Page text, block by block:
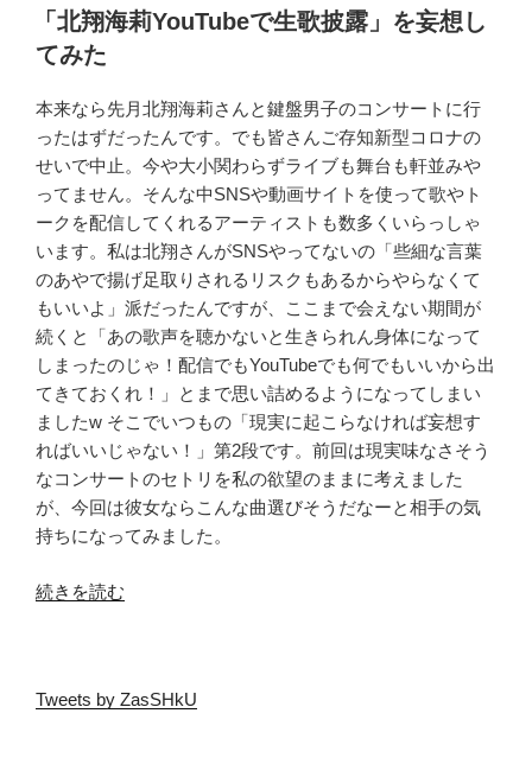
ュ
リ
追
（訂
奇
巌
城
感
想）”
の
「北翔海莉YouTubeで生歌披露」を妄想し
てみた
本来なら先月北翔海莉さんと鍵盤男子のコンサートに行
ったはずだったんです。でも皆さんご存知新型コロナの
せいで中止。今や大小関わらずライブも舞台も軒並みや
ってません。そんな中SNSや動画サイトを使って歌やト
ークを配信してくれるアーティストも数多くいらっしゃ
います。私は北翔さんがSNSやってないの「些細な言葉
のあやで揚げ足取りされるリスクもあるからやらなくて
もいいよ」派だったんですが、ここまで会えない期間が
続くと「あの歌声を聴かないと生きられん身体になって
しまったのじゃ！配信でもYouTubeでも何でもいいから出
てきておくれ！」とまで思い詰めるようになってしまい
ましたw そこでいつもの「現実に起こらなければ妄想す
ればいいじゃない！」第2段です。 前回は現実味なさそう
なコンサートのセトリを私の欲望のままに考えました
が、今回は彼女ならこんな曲選びそうだなーと相手の気
持ちになってみました。
“「北
YouTube
続きを読む
Tweets by ZasSHkU